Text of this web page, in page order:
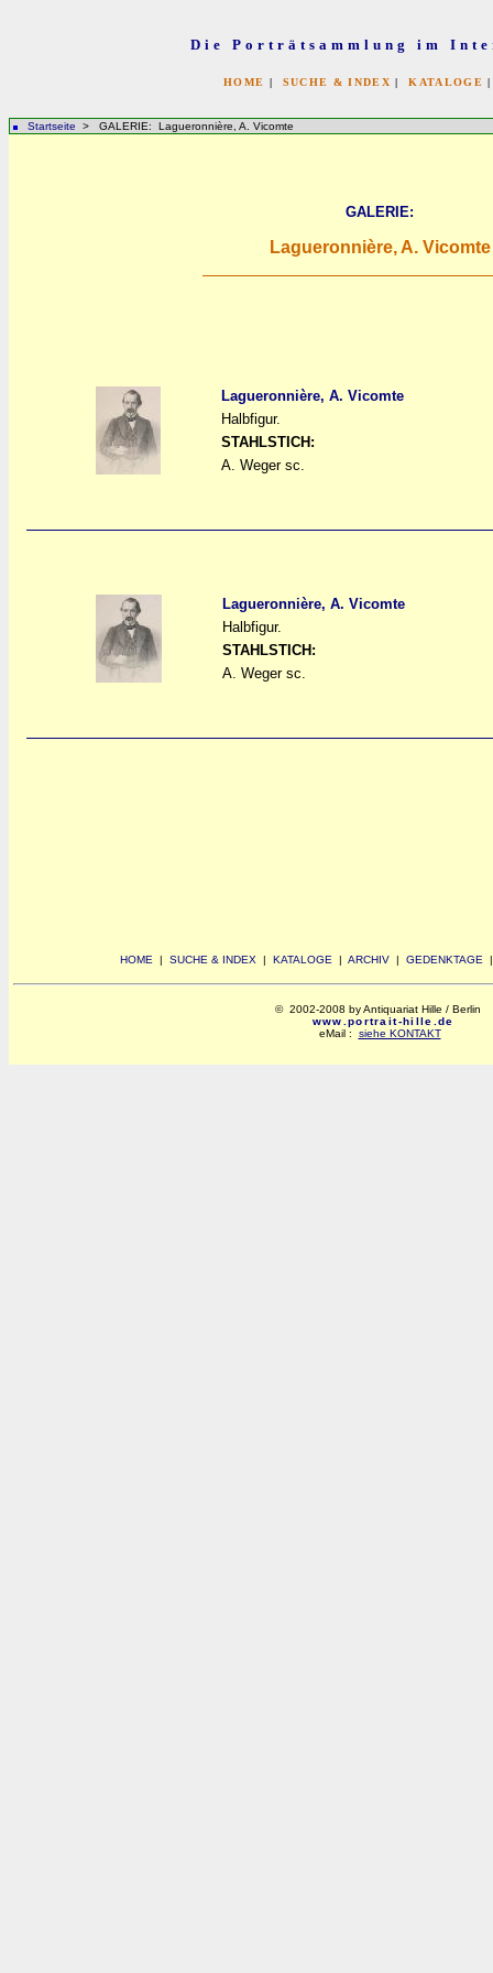
Die Porträtsammlung im
HOME | SUCHE & INDEX |KATALOGE
Startseite > GALERIE: Lagueronnière, A. Vicomte
GALERIE:
Lagueronnière, A. Vicomte
Lagueronnière, A. Vicomte
Halbfigur.
STAHLSTICH:
A. Weger sc.
Lagueronnière, A. Vicomte
Halbfigur.
STAHLSTICH:
A. Weger sc.
HOME | SUCHE & INDEX | KATALOGE | ARCHIV | GEDENKTAGE
© 2002-2008 by Antiquariat Hille / Berlin
www.portrait-hille.de
eMail : siehe KONTAKT